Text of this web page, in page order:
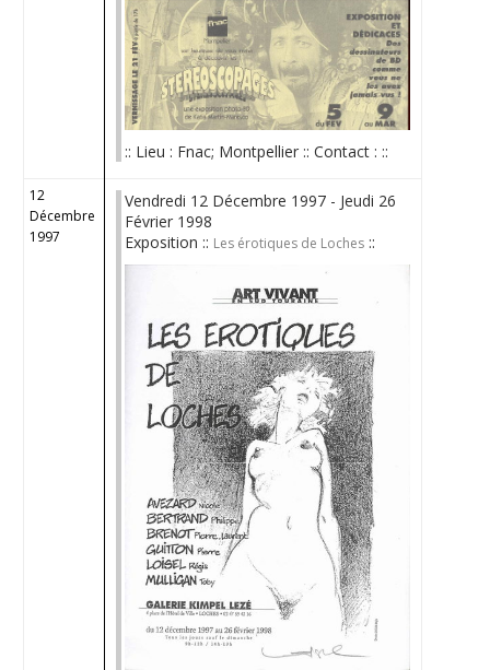
:: Lieu : Fnac; Montpellier :: Contact : ::
12
Décembre
1997
Vendredi 12 Décembre 1997 - Jeudi 26
Février 1998
Exposition :: Les érotiques de Loches ::